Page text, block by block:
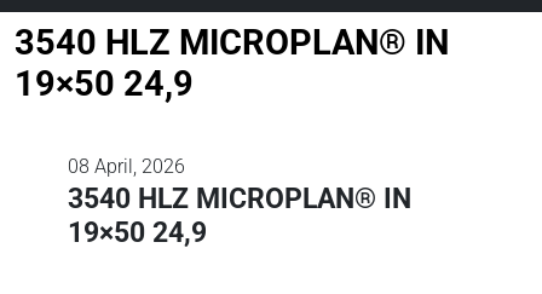
3540 HLZ MICROPLAN® IN
19×50 24,9
08 April, 2026
3540 HLZ MICROPLAN® IN
19×50 24,9